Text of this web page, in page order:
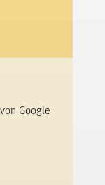
Google